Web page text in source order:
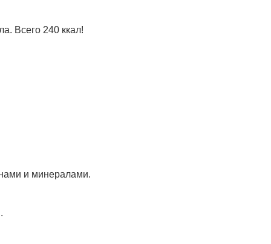
Всего 240 ккал!
и минералами.